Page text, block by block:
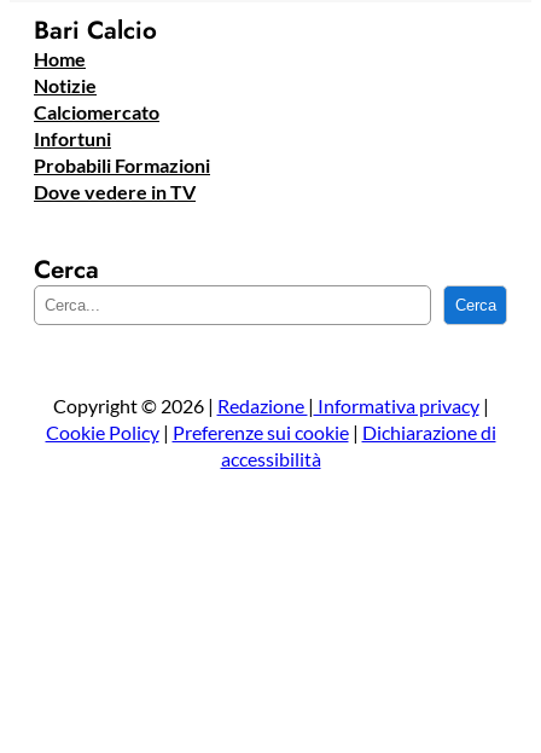
Bari Calcio
Home
Notizie
Calciomercato
Infortuni
Probabili Formazioni
Dove vedere in TV
Cerca
e
a
Cerca
Copyright © 2026 | Redazione | Informativa privacy|
Cookie Policy| Preferenze sui cookie| Dichiarazione di
accessibilità